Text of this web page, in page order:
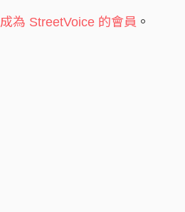
成為 StreetVoice 的會員 。